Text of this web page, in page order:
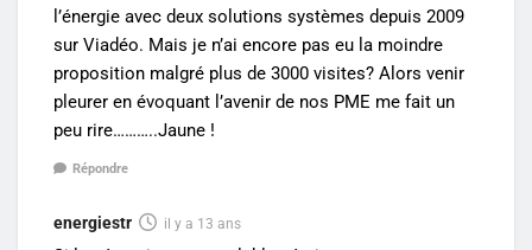
l’énergie avec deux solutions systèmes depuis 2009
sur Viadéo. Mais je n’ai encore pas eu la moindre
proposition malgré plus de 3000 visites? Alors venir
pleurer en évoquant l’avenir de nos PME me fait un
peu rire………..Jaune !
Répondre
energiestr il y a 13 ans